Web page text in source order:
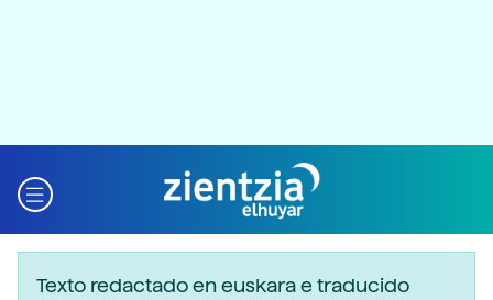
Texto redactado en euskara e traducido